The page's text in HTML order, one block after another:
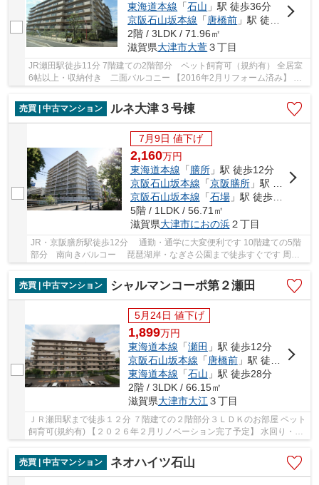
東海道本線 「石山 」駅 徒歩36分
京阪石山坂本線 「唐橋前 」駅 徒歩32分
2階 / 3LDK / 71.96㎡
滋賀県大津市大萱３丁目
JR瀬田駅徒歩11分 7階建ての2階部分 ペット飼育可（規約有） 全居室
6帖以上・収納付き 二面バルコニー 【2016年2月リフォーム済み】
売買 | 中古マンション
ルネ大津３号棟
7月9日 値下げ
2,160万円
東海道本線 「膳所」駅 徒歩12分
京阪石山坂本線 「京阪膳所」駅 徒歩12分
京阪石山坂本線 「石場」駅 徒歩12分
5階 / 1LDK / 56.71㎡
滋賀県大津市におの浜２丁目
JR・京阪膳所駅徒歩12分 通勤・通学に大変便利です 10階建ての5階
部分 南向きバルコー 琵琶湖岸・なぎさ公園まで徒歩すぐです 周辺
売買 | 中古マンション
シャルマンコーポ第２瀬田
5月24日 値下げ
1,899万円
東海道本線 「瀬田 」駅 徒歩12分
京阪石山坂本線 「 唐橋前」駅 徒歩27分
東海道本線 「石山 」駅 徒歩28分
2階 / 3LDK / 66.15㎡
滋賀県大津市大江 ３丁目
ＪＲ瀬田駅まで徒歩１２分 ７階建ての２階部分３ＬＤＫのお部屋 ペット
飼育可(規約有) 【２０２６年２月リノベーション完了予定】 水回り・建
売買 | 中古マンション
ネオハイツ石山